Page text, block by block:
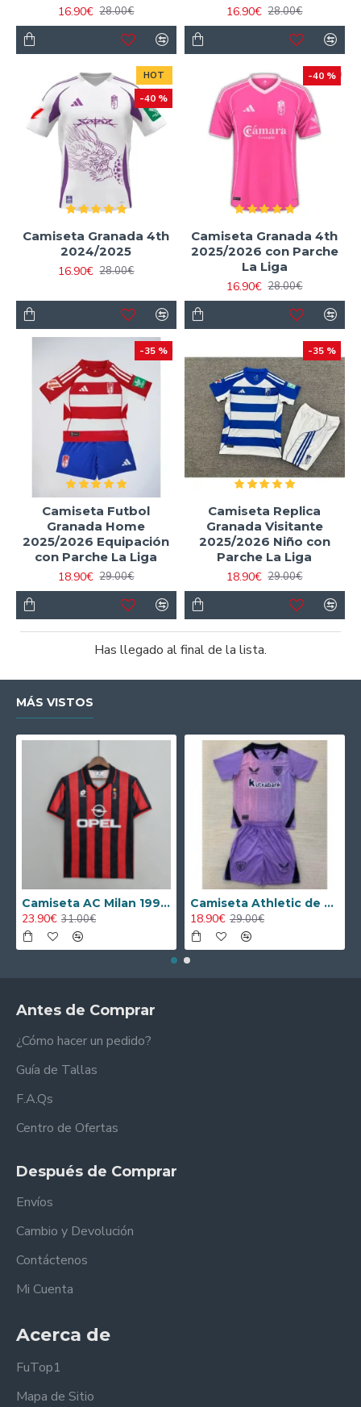
16.90€ 28.00€
16.90€ 28.00€
HOT
-40 %
Camiseta Granada 4th
2024/2025
16.90€ 28.00€
-40 %
Camiseta Granada 4th
2025/2026 con Parche
La Liga
16.90€ 28.00€
-35 %
Camiseta Futbol
Granada Home
2025/2026 Equipación
con Parche La Liga
18.90€ 29.00€
-35 %
Camiseta Replica
Granada Visitante
2025/2026 Niño con
Parche La Liga
18.90€ 29.00€
Has llegado al final de la lista.
MÁS VISTOS
Camiseta AC Milan 1995/1996 Local Retro
23.90€ 31.00€
Camiseta Athletic de Bilbao 2024/2025 Alternativo Niño Kit
18.90€ 29.00€
Antes de Comprar
¿Cómo hacer un pedido?
Guía de Tallas
F.A.Qs
Centro de Ofertas
Después de Comprar
Envíos
Cambio y Devolución
Contáctenos
Mi Cuenta
Acerca de
FuTop1
Mapa de Sitio